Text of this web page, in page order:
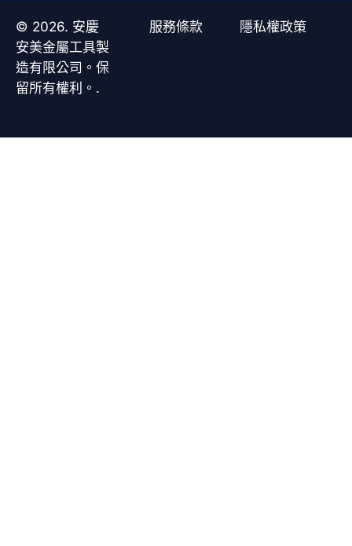
a
p
b
e
© 2026. 安慶
安美金屬工具製
造有限公司。保
留所有權利。.
服務條款 隱私權政策